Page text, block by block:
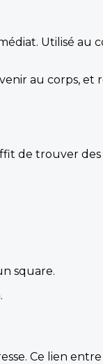
Utilisé au
au corps, et
de trouver
square.
Ce lien